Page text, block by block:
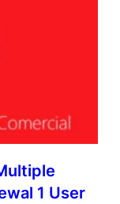
1 User